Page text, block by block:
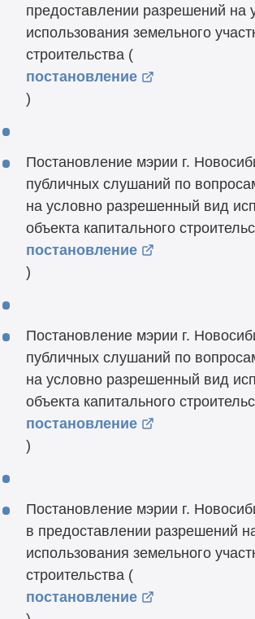
предоставлении разрешений
использования земельного
строительства (
постановление
)
Постановление мэрии г.
публичных слушаний по
на условно разрешенный вид
объекта капитального
постановление
)
Постановление мэрии г.
публичных слушаний по
на условно разрешенный вид
объекта капитального
постановление
)
Постановление мэрии г.
в предоставлении разрешений
использования земельного
строительства (
постановление